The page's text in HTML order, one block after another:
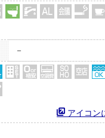
－
アイコン